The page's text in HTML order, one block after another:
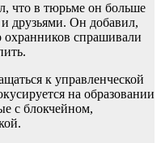
что в тюрьме он больше
друзьями. Он добавил,
охранников спрашивали
к управленческой
на образовании
с блокчейном,